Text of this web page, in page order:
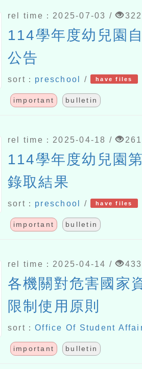
rel time：2025-07-03 / 322
114學年度幼兒園
公告
sort： preschool / have files
important bulletin
rel time：2025-04-18 / 261
114學年度幼兒園
錄取結果
sort： preschool / have files
important bulletin
rel time：2025-04-14 / 433
各機關對危害國家
限制使用原則
sort：Office Of Student
important bulletin